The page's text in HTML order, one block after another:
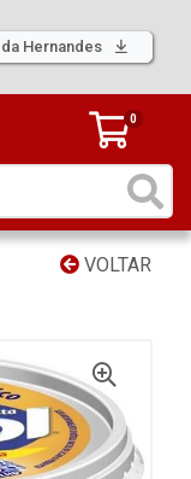
Hernandes
0
VOLTAR